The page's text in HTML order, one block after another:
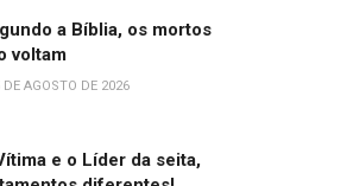
a Bíblia, os mortos
voltam
DE AGOSTO DE 2026
e o Líder da seita,